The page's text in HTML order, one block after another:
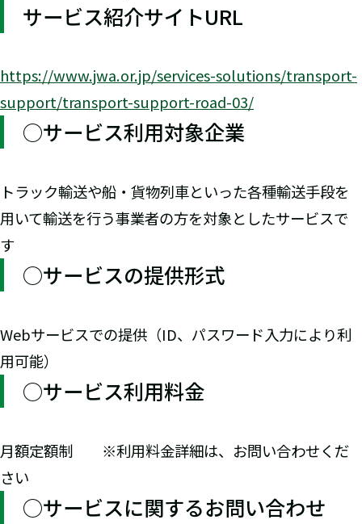
サービス紹介サイトURL
https://www.jwa.or.jp/services-solutions/transport-
support/transport-support-road-03/
○サービス利用対象企業
トラック輸送や船・貨物列車といった各種輸送手段を
用いて輸送を行う事業者の方を対象としたサービスで
す
○サービスの提供形式
Webサービスでの提供（ID、パスワード入力により利
用可能）
○サービス利用料金
月額定額制 ※利用料金詳細は、お問い合わせくだ
さい
○サービスに関するお問い合わせ